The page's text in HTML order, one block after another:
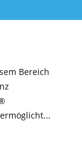
Bereich